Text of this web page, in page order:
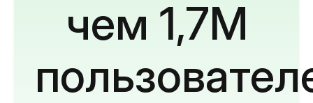
чем 1,7M